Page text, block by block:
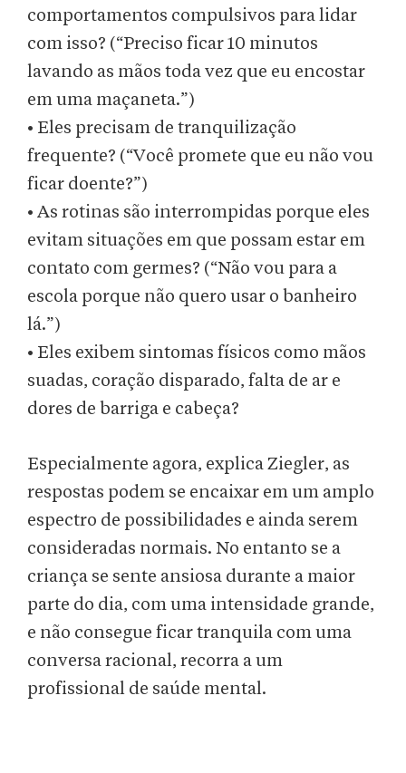
comportamentos compulsivos para lidar
com isso? (“Preciso ficar 10 minutos
lavando as mãos toda vez que eu encostar
em uma maçaneta.”)
• Eles precisam de tranquilização
frequente? (“Você promete que eu não vou
ficar doente?”)
• As rotinas são interrompidas porque eles
evitam situações em que possam estar em
contato com germes? (“Não vou para a
escola porque não quero usar o banheiro
lá.”)
• Eles exibem sintomas físicos como mãos
suadas, coração disparado, falta de ar e
dores de barriga e cabeça?
Especialmente agora, explica Ziegler, as
respostas podem se encaixar em um amplo
espectro de possibilidades e ainda serem
consideradas normais. No entanto se a
criança se sente ansiosa durante a maior
parte do dia, com uma intensidade grande,
e não consegue ficar tranquila com uma
conversa racional, recorra a um
profissional de saúde mental.